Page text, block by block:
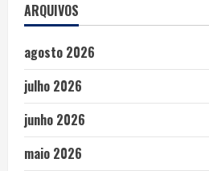
ARQUIVOS
agosto 2026
julho 2026
junho 2026
maio 2026